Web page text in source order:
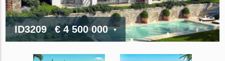
ID3209 € 4 500 000